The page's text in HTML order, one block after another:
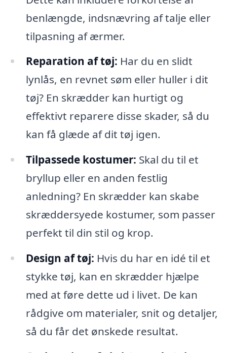
benlængde, indsnævring af talje eller
tilpasning af ærmer.
Reparation af tøj: Har du en slidt
lynlås, en revnet søm eller huller i dit
tøj? En skrædder kan hurtigt og
effektivt reparere disse skader, så du
kan få glæde af dit tøj igen.
Tilpassede kostumer: Skal du til et
bryllup eller en anden festlig
anledning? En skrædder kan skabe
skræddersyede kostumer, som passer
perfekt til din stil og krop.
Design af tøj: Hvis du har en idé til et
stykke tøj, kan en skrædder hjælpe
med at føre dette ud i livet. De kan
rådgive om materialer, snit og detaljer,
så du får det ønskede resultat.